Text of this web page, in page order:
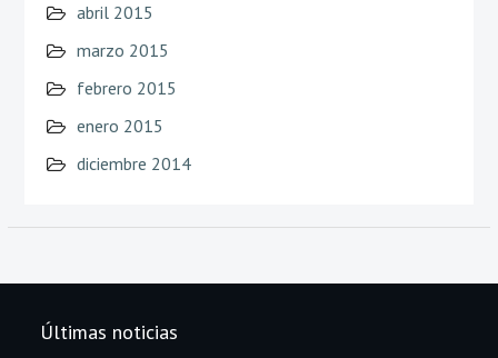
abril 2015
marzo 2015
febrero 2015
enero 2015
diciembre 2014
Últimas noticias